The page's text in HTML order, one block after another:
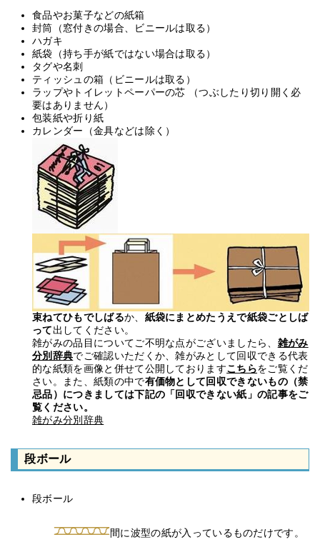
食品やお菓子などの紙箱
封筒（窓付きの場合、ビニールは取る）
ハガキ
紙袋（持ち手が紙ではない場合は取る）
タグや名刺
ティッシュの箱（ビニールは取る）
ラップやトイレットペーパーの芯 （つぶしたり切り開く必
要はありません）
包装紙や折り紙
カレンダー（金具などは除く）
束ねてひもでしばるか、 紙袋にまとめたうえで紙袋ごとしば
って出してください。
雑がみの品目についてご不明な点がございましたら、 雑がみ
分別辞典でご確認いただくか、雑がみとして回収できる代表
的な紙類を画像と併せて公開しておりますこちらをご覧くだ
さい。また、紙類の中で有価物として回収できないもの（禁
忌品）につきましては下記の「回収できない紙」の記事をご
覧ください。
雑がみ分別辞典
段ボール
段ボール
間に波型の紙が入っているものだけです。